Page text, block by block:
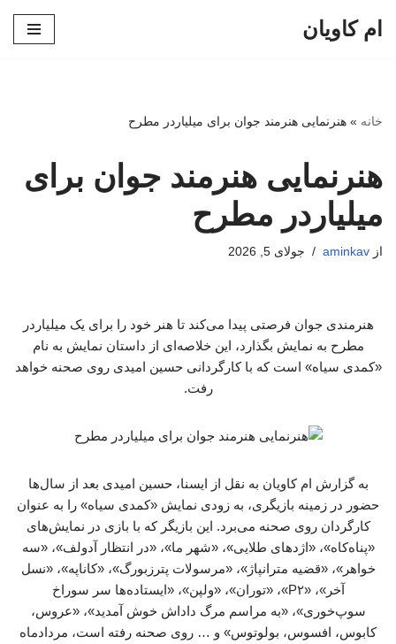
ام کاویان
خانه » هنرنمایی هنرمند جوان برای میلیاردر مطرح
هنرنمایی هنرمند جوان برای
میلیاردر مطرح
از aminkav جولای 5, 2026
هنرمندی جوان فرصتی پیدا می‌کند تا هنر خود را برای یک میلیاردر
مطرح به نمایش بگذارد، این خلاصه‌ای از داستان نمایش به نام
«کمدی سیاه» است که با کارگردانی حسین امیدی روی صحنه خواهد
رفت.
به گزارش ام کاویان به نقل از ایسنا، حسین امیدی بعد از سال‌ها
حضور در زمینه بازیگری، به زودی نمایش «کمدی سیاه» را به عنوان
کارگردان روی صحنه می‌برد. این بازیگر که با بازی در نمایش‌های
«پناه‌کاه»، «اژدهای طلایی»، «شهر ما»، «در انتظار آدولف»، «سه
خواهر»، «قضیه مترانپاژ»، «مرسولات پترزبورگ»، «کاناپه»، «نسل
آخر»، «P۲»، «توران»، «ولپن»، «ایستاده‌ها سر سوراخ
سوپ‌خوری»، «به مراسم مرگ داداش خوش آمدید»، «عروس،
کابوس، افسوس، بولوتوس» و … روی صحنه رفته است، مردادماه